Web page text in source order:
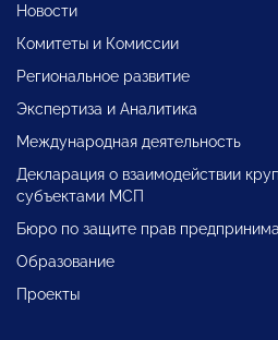
Новости
Комитеты и Комиссии
Региональное развитие
Экспертиза и Аналитика
Международная деятельность
Декларация о взаимодействии
субъектами МСП
Бюро по защите прав
Образование
Проекты